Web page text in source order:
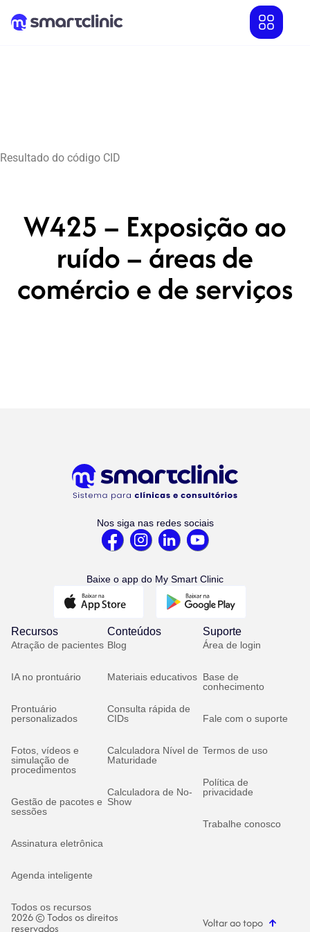
Resultado do código CID
W425 – Exposição ao
ruído – áreas de
comércio e de serviços
Nos siga nas redes sociais
Baixe o app do My Smart Clinic
Recursos
Atração de pacientes
IA no prontuário
Prontuário
personalizados
Fotos, vídeos e
simulação de
procedimentos
Gestão de pacotes e
sessões
Assinatura eletrônica
Agenda inteligente
Todos os recursos
Conteúdos
Blog
Materiais educativos
Consulta rápida de
CIDs
Calculadora Nível de
Maturidade
Calculadora de No-
Show
Suporte
Área de login
Base de
conhecimento
Fale com o suporte
Termos de uso
Política de
privacidade
Trabalhe conosco
2026 © Todos os direitos
reservados Voltar ao topo